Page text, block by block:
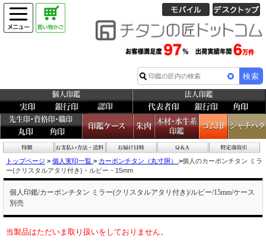
トップページ > 個人実印一覧 > カーボンチタン（丸寸胴） >個人のカーボンチタン ミラ
ー(クリスタルアタリ付き)・ルビー・15mm
個人印鑑/カーボンチタン ミラー(クリスタルアタリ付き)/ルビー/15mm/ケース
別売
当製品はただいま取り扱いをしておりません。